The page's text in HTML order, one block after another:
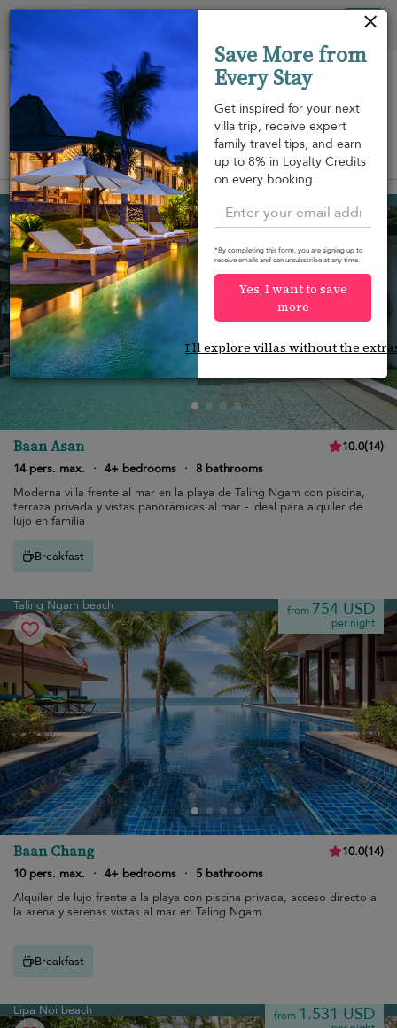
View on map
Taling Ngam beach 1.063 USD
per night
Baan Asan 10.0(14)
14 pers. max.
· 4+ bedrooms · 8 bathrooms
Moderna villa frente al mar en la playa de Taling Ngam con piscina,
terraza privada y vistas panorámicas al mar - ideal para alquiler de
lujo en familia
Breakfast
Taling Ngam beach from 754 USD
per night
Baan Chang 10.0(14)
10 pers. max.
· 4+ bedrooms ·
5 bathrooms
Alquiler de lujo frente a la playa con piscina privada, acceso directo a
la arena y serenas vistas al mar en Taling Ngam.
Breakfast
Lipa Noi beach from 1.531 USD
Save More from
Every Stay
Get inspired for your next
villa trip, receive expert
family travel tips, and earn
up to 8% in Loyalty Credits
on every booking.
*By completing this form, you are signing up to
receive emails and can unsubscribe at any time.
Yes, I want to save
more
I'll explore villas without the
Panel de gestión de cookies